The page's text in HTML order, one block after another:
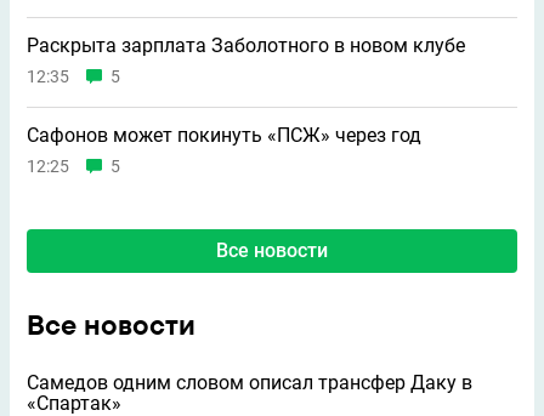
Раскрыта зарплата Заболотного в новом клубе
12:35 5
Сафонов может покинуть «ПСЖ» через год
12:25 5
Все новости
Все новости
Самедов одним словом описал трансфер Даку в
«Спартак»